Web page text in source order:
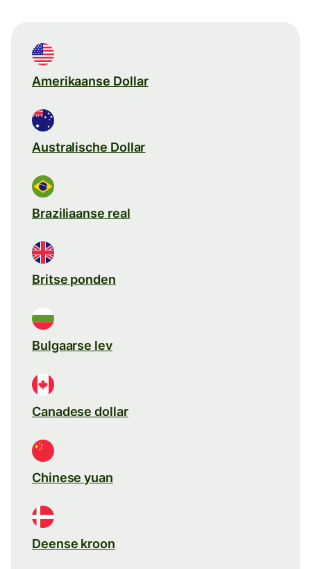
Amerikaanse Dollar
Australische Dollar
Braziliaanse real
Britse ponden
Bulgaarse lev
Canadese dollar
Chinese yuan
Deense kroon